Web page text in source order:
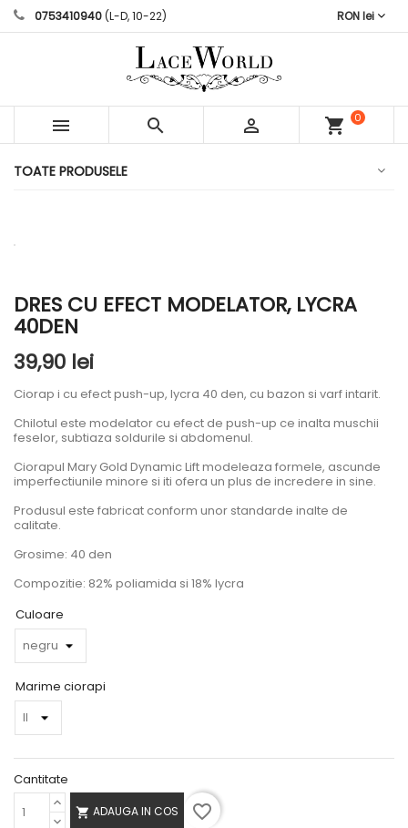
0753410940(L-D, 10-22) RON lei
   shopping_cart
0
TOATE PRODUSELE
DRES CU EFECT MODELATOR, LYCRA
40DEN
39,90 lei
Ciorap i cu efect push-up, lycra 40 den, cu bazon si varf intarit.
Chilotul este modelator cu efect de push-up ce inalta muschii
feselor, subtiaza soldurile si abdomenul.
Ciorapul Mary Gold Dynamic Lift modeleaza formele, ascunde
imperfectiunile minore si iti ofera un plus de incredere in sine.
Produsul este fabricat conform unor standarde inalte de
calitate.
Grosime: 40 den
Compozitie: 82% poliamida si 18% lycra
Culoare
Marime ciorapi
Cantitate
 ADAUGA IN COS favorite_border